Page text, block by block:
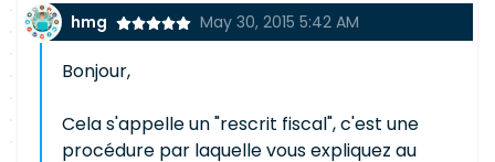
hmg May 30, 2015 5:42 AM
Bonjour,
Cela s'appelle un "rescrit fiscal", c'est une
procédure par laquelle vous expliquez au